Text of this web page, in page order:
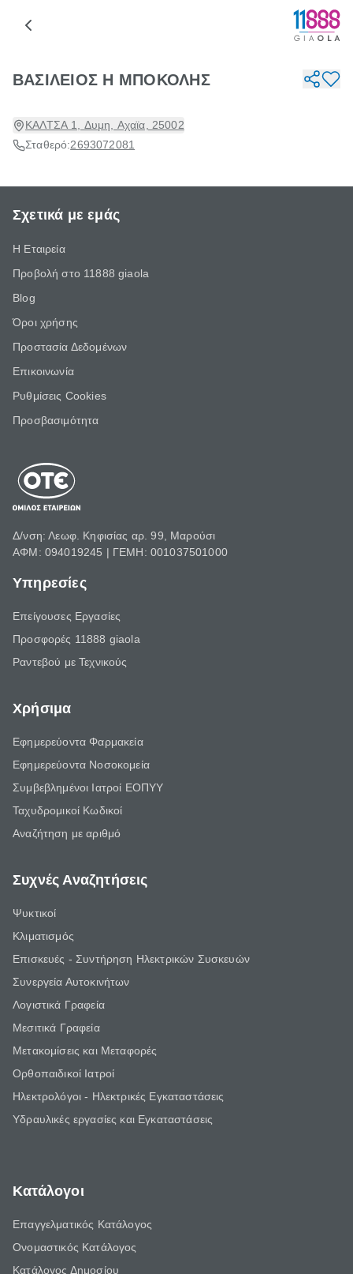
ΒΑΣΙΛΕΙΟΣ Η ΜΠΟΚΟΛΗΣ
ΚΑΛΤΣΑ 1, Δυμη, Αχαϊα, 25002
Σταθερό:2693072081
Σχετικά με εμάς
Η Εταιρεία
Προβολή στο 11888 giaola
Blog
Όροι χρήσης
Προστασία Δεδομένων
Επικοινωνία
Ρυθμίσεις Cookies
Προσβασιμότητα
Δ/νση: Λεωφ. Κηφισίας αρ. 99, Μαρούσι
ΑΦΜ: 094019245 | ΓΕΜΗ: 001037501000
Υπηρεσίες
Επείγουσες Εργασίες
Προσφορές 11888 giaola
Ραντεβού με Τεχνικούς
Χρήσιμα
Εφημερεύοντα Φαρμακεία
Εφημερεύοντα Νοσοκομεία
Συμβεβλημένοι Ιατροί ΕΟΠΥΥ
Ταχυδρομικοί Κωδικοί
Αναζήτηση με αριθμό
Συχνές Αναζητήσεις
Ψυκτικοί
Κλιματισμός
Επισκευές - Συντήρηση Ηλεκτρικών Συσκευών
Συνεργεία Αυτοκινήτων
Λογιστικά Γραφεία
Μεσιτικά Γραφεία
Μετακομίσεις και Μεταφορές
Ορθοπαιδικοί Ιατροί
Ηλεκτρολόγοι - Ηλεκτρικές Εγκαταστάσεις
Υδραυλικές εργασίες και Εγκαταστάσεις
Κατάλογοι
Επαγγελματικός Κατάλογος
Ονομαστικός Κατάλογος
Κατάλογος Δημοσίου